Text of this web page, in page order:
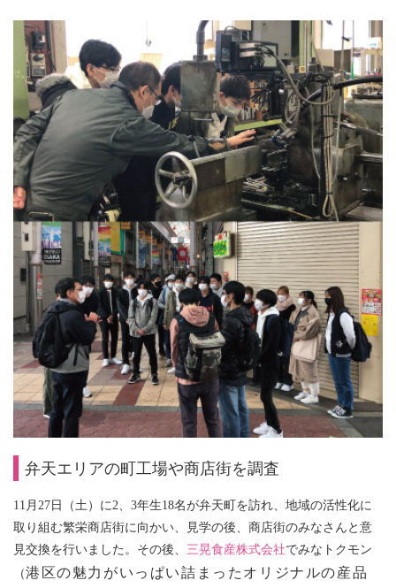
弁天エリアの町工場や商店街を調査
11月27日（土）に2、3年生18名が弁天町を訪れ、地域の活性化に
取り組む繁栄商店街に向かい、見学の後、商店街のみなさんと意
見交換を行いました。その後、 三晃食産株式会社でみなトクモン
（港区の魅力がいっぱい詰まったオリジナルの産品